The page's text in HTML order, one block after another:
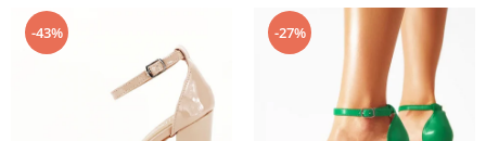
-43% -27%